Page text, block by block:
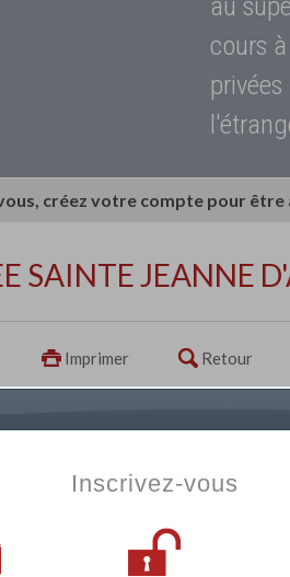
au
cours
créez votre compte pour
SAINTE JEANNE
Imprimer Retour
Rue Jean XXIIIInscrivez-vous